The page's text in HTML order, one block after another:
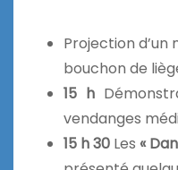
Projection d’un
bouchon de
15 h
vendanges
15 h 30 Les «